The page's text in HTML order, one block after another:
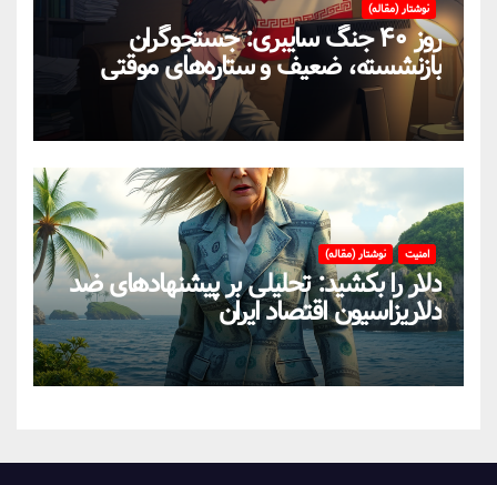
نوشتار (مقاله)
روز ۴۰ جنگ سایبری: جستجوگران
بازنشسته، ضعیف و ستاره‌های موقتی
ایران در بحران اینترنت!
امنیت نوشتار (مقاله)
دلار را بکشید: تحلیلی بر پیشنهادهای ضد
دلاریزاسیون اقتصاد ایران